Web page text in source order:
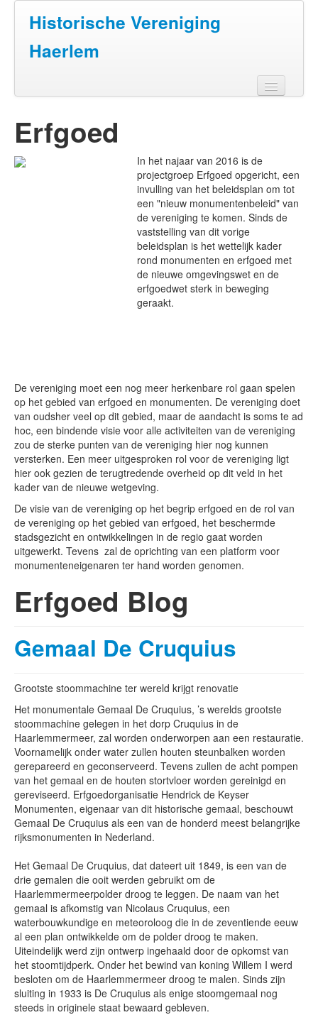
Historische Vereniging
Haerlem
Doen
Wachtwoord vergeten?
Inloggen
Search
...
Erfgoed
In het najaar van 2016 is de
projectgroep Erfgoed opgericht, een
invulling van het beleidsplan om tot
een "nieuw monumentenbeleid" van
de vereniging te komen. Sinds de
vaststelling van dit vorige
beleidsplan is het wettelijk kader
rond monumenten en erfgoed met
de nieuwe omgevingswet en de
erfgoedwet sterk in beweging
geraakt.
De vereniging moet een nog meer herkenbare rol gaan spelen
op het gebied van erfgoed en monumenten. De vereniging doet
van oudsher veel op dit gebied, maar de aandacht is soms te ad
hoc, een bindende visie voor alle activiteiten van de vereniging
zou de sterke punten van de vereniging hier nog kunnen
versterken. Een meer uitgesproken rol voor de vereniging ligt
hier ook gezien de terugtredende overheid op dit veld in het
kader van de nieuwe wetgeving.
De visie van de vereniging op het begrip erfgoed en de rol van
de vereniging op het gebied van erfgoed, het beschermde
stadsgezicht en ontwikkelingen in de regio gaat worden
uitgewerkt. Tevens zal de oprichting van een platform voor
monumenteneigenaren ter hand worden genomen.
Erfgoed Blog
Gemaal De Cruquius
Grootste stoommachine ter wereld krijgt renovatie
Het monumentale Gemaal De Cruquius, ’s werelds grootste
stoommachine gelegen in het dorp Cruquius in de
Haarlemmermeer, zal worden onderworpen aan een restauratie.
Voornamelijk onder water zullen houten steunbalken worden
gerepareerd en geconserveerd. Tevens zullen de acht pompen
van het gemaal en de houten stortvloer worden gereinigd en
gereviseerd. Erfgoedorganisatie Hendrick de Keyser
Monumenten, eigenaar van dit historische gemaal, beschouwt
Gemaal De Cruquius als een van de honderd meest belangrijke
rijksmonumenten in Nederland.
Het Gemaal De Cruquius, dat dateert uit 1849, is een van de
drie gemalen die ooit werden gebruikt om de
Haarlemmermeerpolder droog te leggen. De naam van het
gemaal is afkomstig van Nicolaus Cruquius, een
waterbouwkundige en meteoroloog die in de zeventiende eeuw
al een plan ontwikkelde om de polder droog te maken.
Uiteindelijk werd zijn ontwerp ingehaald door de opkomst van
het stoomtijdperk. Onder het bewind van koning Willem I werd
besloten om de Haarlemmermeer droog te malen. Sinds zijn
sluiting in 1933 is De Cruquius als enige stoomgemaal nog
steeds in originele staat bewaard gebleven.